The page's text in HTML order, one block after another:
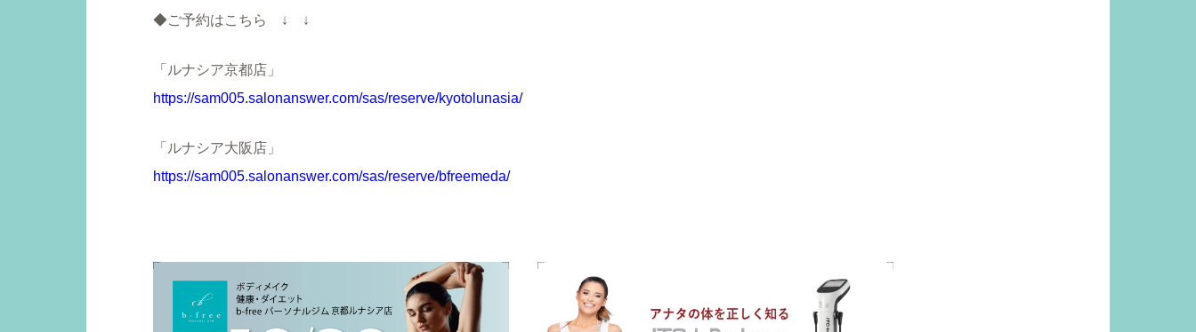
◆ご予約はこちら ↓ ↓
「ルナシア京都店」
https://sam005.salonanswer.com/sas/reserve/kyotolunasia/
「ルナシア大阪店」
https://sam005.salonanswer.com/sas/reserve/bfreemeda/